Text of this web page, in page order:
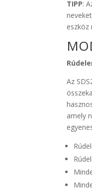
TIPP:
eszköz
Az
amely